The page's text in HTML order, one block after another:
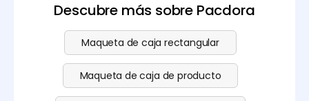
Descubre más sobre Pacdora
Maqueta de caja rectangular
Maqueta de caja de producto